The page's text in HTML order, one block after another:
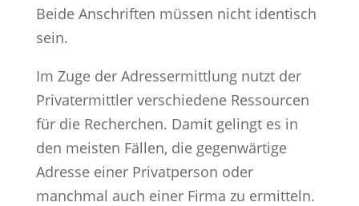
Beide Anschriften müssen nicht identisch
sein.
Im Zuge der Adressermittlung nutzt der
Privatermittler verschiedene Ressourcen
für die Recherchen. Damit gelingt es in
den meisten Fällen, die gegenwärtige
Adresse einer Privatperson oder
manchmal auch einer Firma zu ermitteln.